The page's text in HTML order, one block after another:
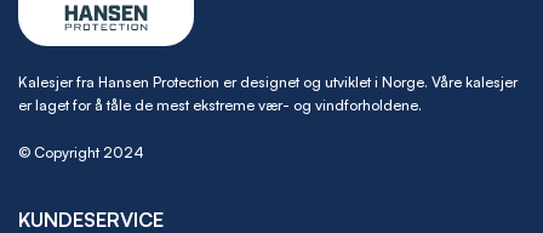
Kalesjer fra Hansen Protection er designet og utviklet i Norge. Våre kalesjer
er laget for å tåle de mest ekstreme vær- og vindforholdene.
© Copyright 2024
KUNDESERVICE